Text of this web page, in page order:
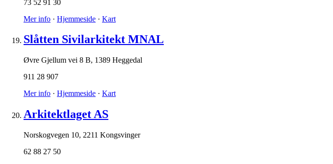
73 52 91 30
Mer info · Hjemmeside · Kart
Slåtten Sivilarkitekt MNAL
Øvre Gjellum vei 8 B, 1389 Heggedal
911 28 907
Mer info · Hjemmeside · Kart
Arkitektlaget AS
Norskogvegen 10, 2211 Kongsvinger
62 88 27 50